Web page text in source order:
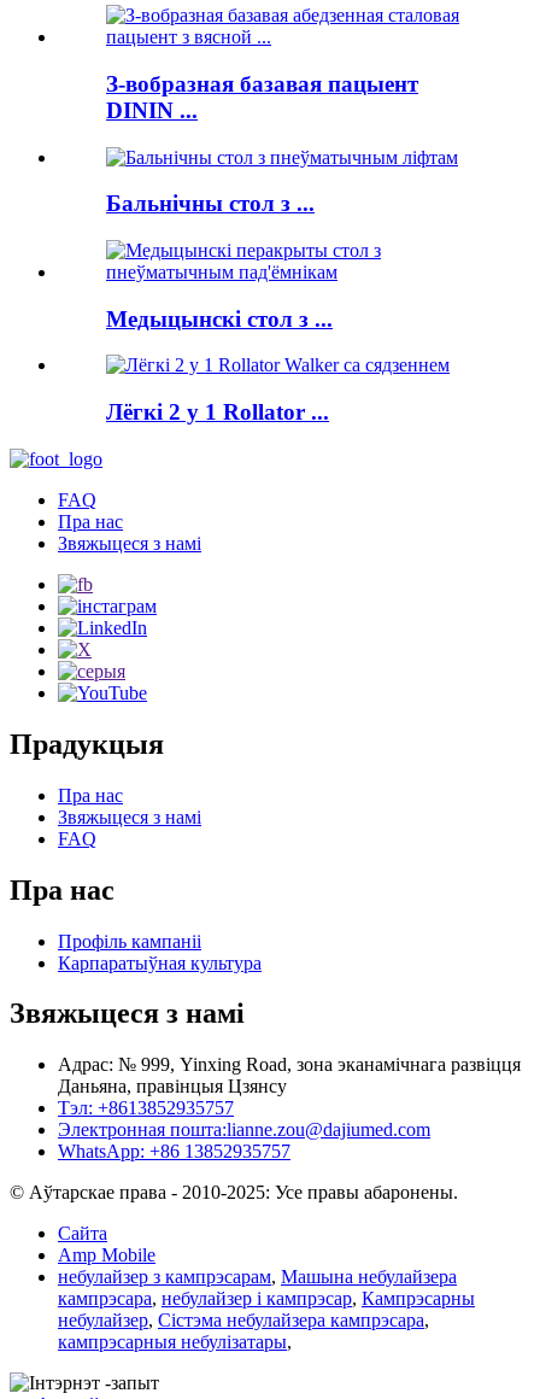
З-вобразная базавая пацыент
DININ ...
Бальнічны стол з ...
Медыцынскі стол з ...
Лёгкі 2 у 1 Rollator ...
FAQ
Пра нас
Звяжыцеся з намі
Прадукцыя
Пра нас
Звяжыцеся з намі
FAQ
Пра нас
Профіль кампаніі
Карпаратыўная культура
Звяжыцеся з намі
Адрас: № 999, Yinxing Road, зона эканамічнага развіцця
Даньяна, правінцыя Цзянсу
Тэл: +8613852935757
Электронная пошта:lianne.zou@dajiumed.com
WhatsApp: +86 13852935757
© Аўтарскае права - 2010-2025: Усе правы абаронены.
Сайта
Amp Mobile
небулайзер з кампрэсарам, Машына небулайзера
кампрэсара, небулайзер і кампрэсар, Кампрэсарны
небулайзер, Сістэма небулайзера кампрэсара,
кампрэсарныя небулізатары,